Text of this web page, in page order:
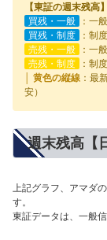
【東証の週末残高】
買残・一般
：一
買残・制度
：制
売残・一般
：一
売残・制度
：制
│ 黄色の縦線 ：最
安）
週末残高【
上記グラフ、アマダ
す。
東証データは、一般